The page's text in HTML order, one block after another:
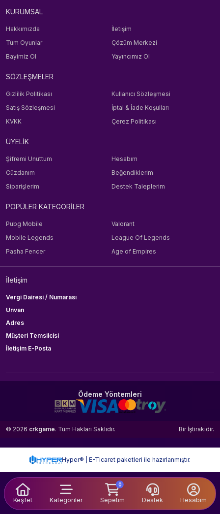
Keşfet Kategoriler
0
Sepetim Destek Hesabım
KURUMSAL
Hakkımızda
İletişim
Tüm Oyunlar
Çözüm Merkezi
Bayimiz Ol
Yayıncımız Ol
SÖZLEŞMELER
Gizlilik Politikası
Kullanıcı Sözleşmesi
Satış Sözleşmesi
İptal & İade Koşulları
KVKK
Çerez Politikası
ÜYELİK
Şifremi Unuttum
Hesabım
Cüzdanım
Beğendiklerim
Siparişlerim
Destek Taleplerim
POPÜLER KATEGORİLER
Pubg Mobile
Valorant
Mobile Legends
League Of Legends
Pasha Fencer
Age of Empires
İletişim
Vergi Dairesi / Numarası
Unvan
Adres
Müşteri Temsilcisi
İletişim E-Posta
Ödeme Yöntemleri
© 2026 crkgame. Tüm Hakları Saklıdır. Bir İştirakidir.
Hyper® | E-Ticaret paketleri ile hazırlanmıştır.